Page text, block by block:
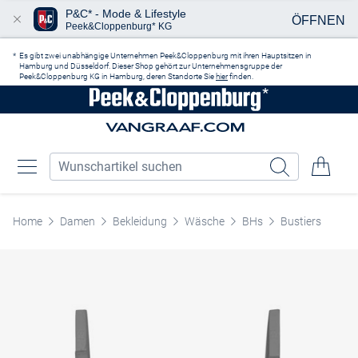
Es gibt zwei unabhängige Unternehmen Peek&Cloppenburg mit ihren Hauptsitzen in
Hamburg und Düsseldorf. Dieser Shop gehört zur Unternehmensgruppe der
Peek&Cloppenburg KG in Hamburg, deren Standorte Sie hierfinden.
Home Damen Bekleidung Wäsche BHs Bustiers
P&C* - Mode & Lifestyle
Peek&Cloppenburg* KG ÖFFNEN